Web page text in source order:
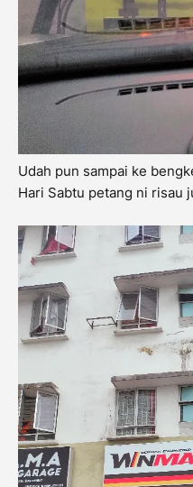
Udah pun sampai ke
Hari Sabtu petang ni risau